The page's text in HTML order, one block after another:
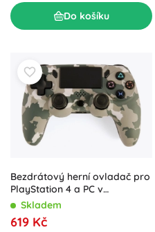
Do košíku
Bezdrátový herní ovladač pro
PlayStation 4 a PC v
maskáčovém designu
Skladem
619 Kč